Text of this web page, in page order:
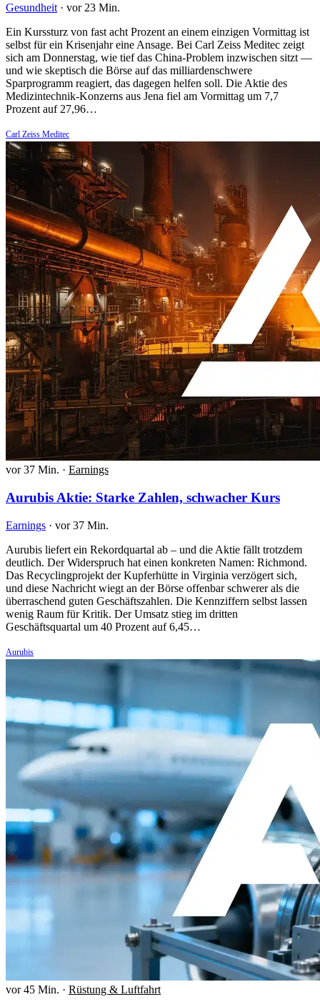
Gesundheit · vor 23 Min.
Ein Kurssturz von fast acht Prozent an einem einzigen Vormittag ist
selbst für ein Krisenjahr eine Ansage. Bei Carl Zeiss Meditec zeigt
sich am Donnerstag, wie tief das China-Problem inzwischen sitzt —
und wie skeptisch die Börse auf das milliardenschwere
Sparprogramm reagiert, das dagegen helfen soll. Die Aktie des
Medizintechnik-Konzerns aus Jena fiel am Vormittag um 7,7
Prozent auf 27,96…
Carl Zeiss Meditec
vor 37 Min. · Earnings
Aurubis Aktie: Starke Zahlen, schwacher Kurs
Earnings · vor 37 Min.
Aurubis liefert ein Rekordquartal ab – und die Aktie fällt trotzdem
deutlich. Der Widerspruch hat einen konkreten Namen: Richmond.
Das Recyclingprojekt der Kupferhütte in Virginia verzögert sich,
und diese Nachricht wiegt an der Börse offenbar schwerer als die
überraschend guten Geschäftszahlen. Die Kennziffern selbst lassen
wenig Raum für Kritik. Der Umsatz stieg im dritten
Geschäftsquartal um 40 Prozent auf 6,45…
Aurubis
vor 45 Min. · Rüstung & Luftfahrt